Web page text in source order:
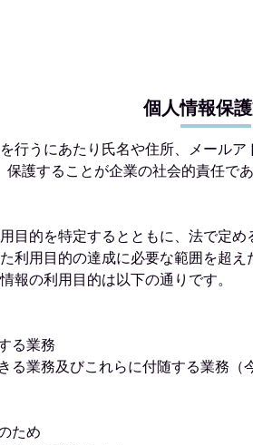
個人情報保
行うにあたり氏名や住所、メール
護することが企業の社会的責任で
目的を特定するとともに、法で定
利用目的の達成に必要な範囲を超
報の利用目的は以下の通りです。
る業務
業務及びこれらに付随する業務（
ため